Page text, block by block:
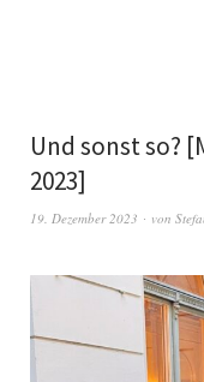
Und sonst so?
2023]
19. Dezember 2023 von